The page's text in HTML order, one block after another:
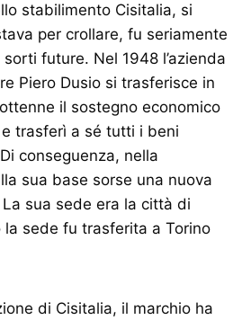
stabilimento Cisitalia, si
per crollare, fu seriamente
future. Nel 1948 l’azienda
Piero Dusio si trasferisce in
il sostegno economico
trasferì a sé tutti i beni
conseguenza, nella
sua base sorse una nuova
sua sede era la città di
la sede fu trasferita a Torino
di Cisitalia, il marchio ha